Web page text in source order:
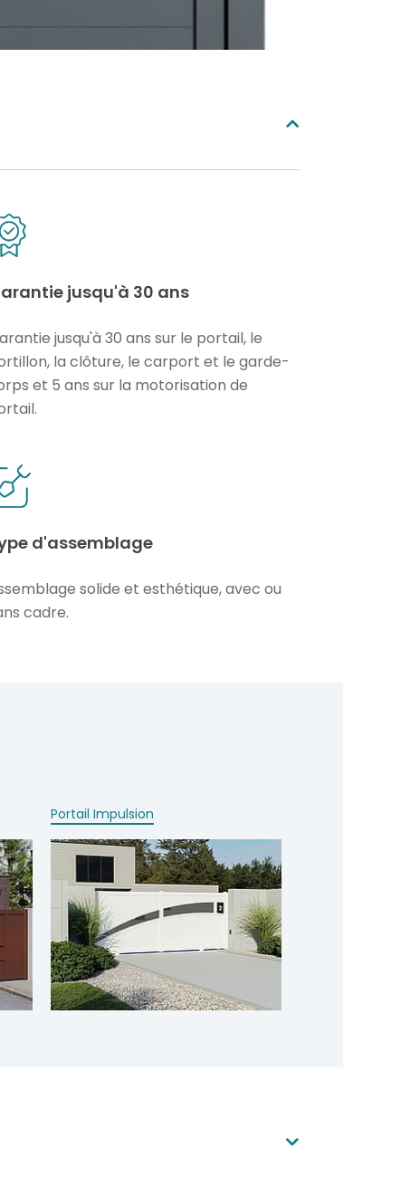
jusqu'à 30 ans
jusqu'à 30 ans sur le portail, le
la clôture, le carport et le garde-
et 5 ans sur la motorisation de
d'assemblage
solide et esthétique, avec ou
cadre.
Portail Impulsion